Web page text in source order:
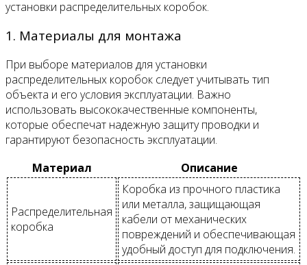
установки распределительных коробок.
1. Материалы для монтажа
При выборе материалов для установки
распределительных коробок следует учитывать тип
объекта и его условия эксплуатации. Важно
использовать высококачественные компоненты,
которые обеспечат надежную защиту проводки и
гарантируют безопасность эксплуатации.
Материал
Описание
Распределительная
коробка
Коробка из прочного пластика
или металла, защищающая
кабели от механических
повреждений и обеспечивающая
удобный доступ для подключения.